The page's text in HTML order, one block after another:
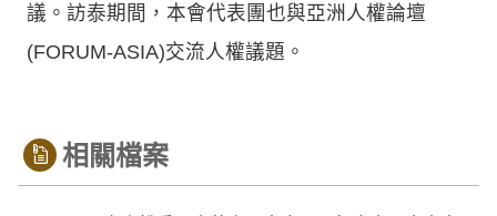
議。訪泰期間，本會代表團也與亞洲人權論壇
(FORUM-ASIA)交流人權議題。
相關檔案